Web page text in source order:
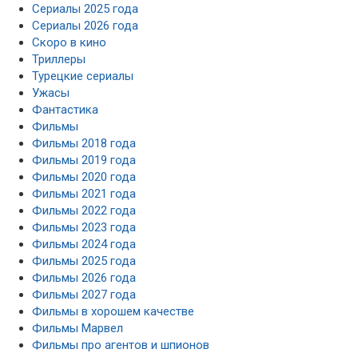
Сериалы 2025 года
Сериалы 2026 года
Скоро в кино
Триллеры
Турецкие сериалы
Ужасы
Фантастика
Фильмы
Фильмы 2018 года
Фильмы 2019 года
Фильмы 2020 года
Фильмы 2021 года
Фильмы 2022 года
Фильмы 2023 года
Фильмы 2024 года
Фильмы 2025 года
Фильмы 2026 года
Фильмы 2027 года
Фильмы в хорошем качестве
Фильмы Марвел
Фильмы про агентов и шпионов